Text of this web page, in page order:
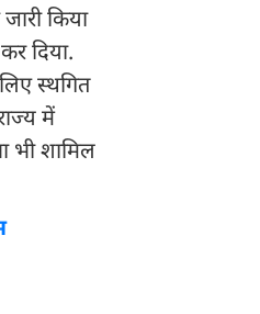
किया
दिया.
स्थगित
में
भी शामिल